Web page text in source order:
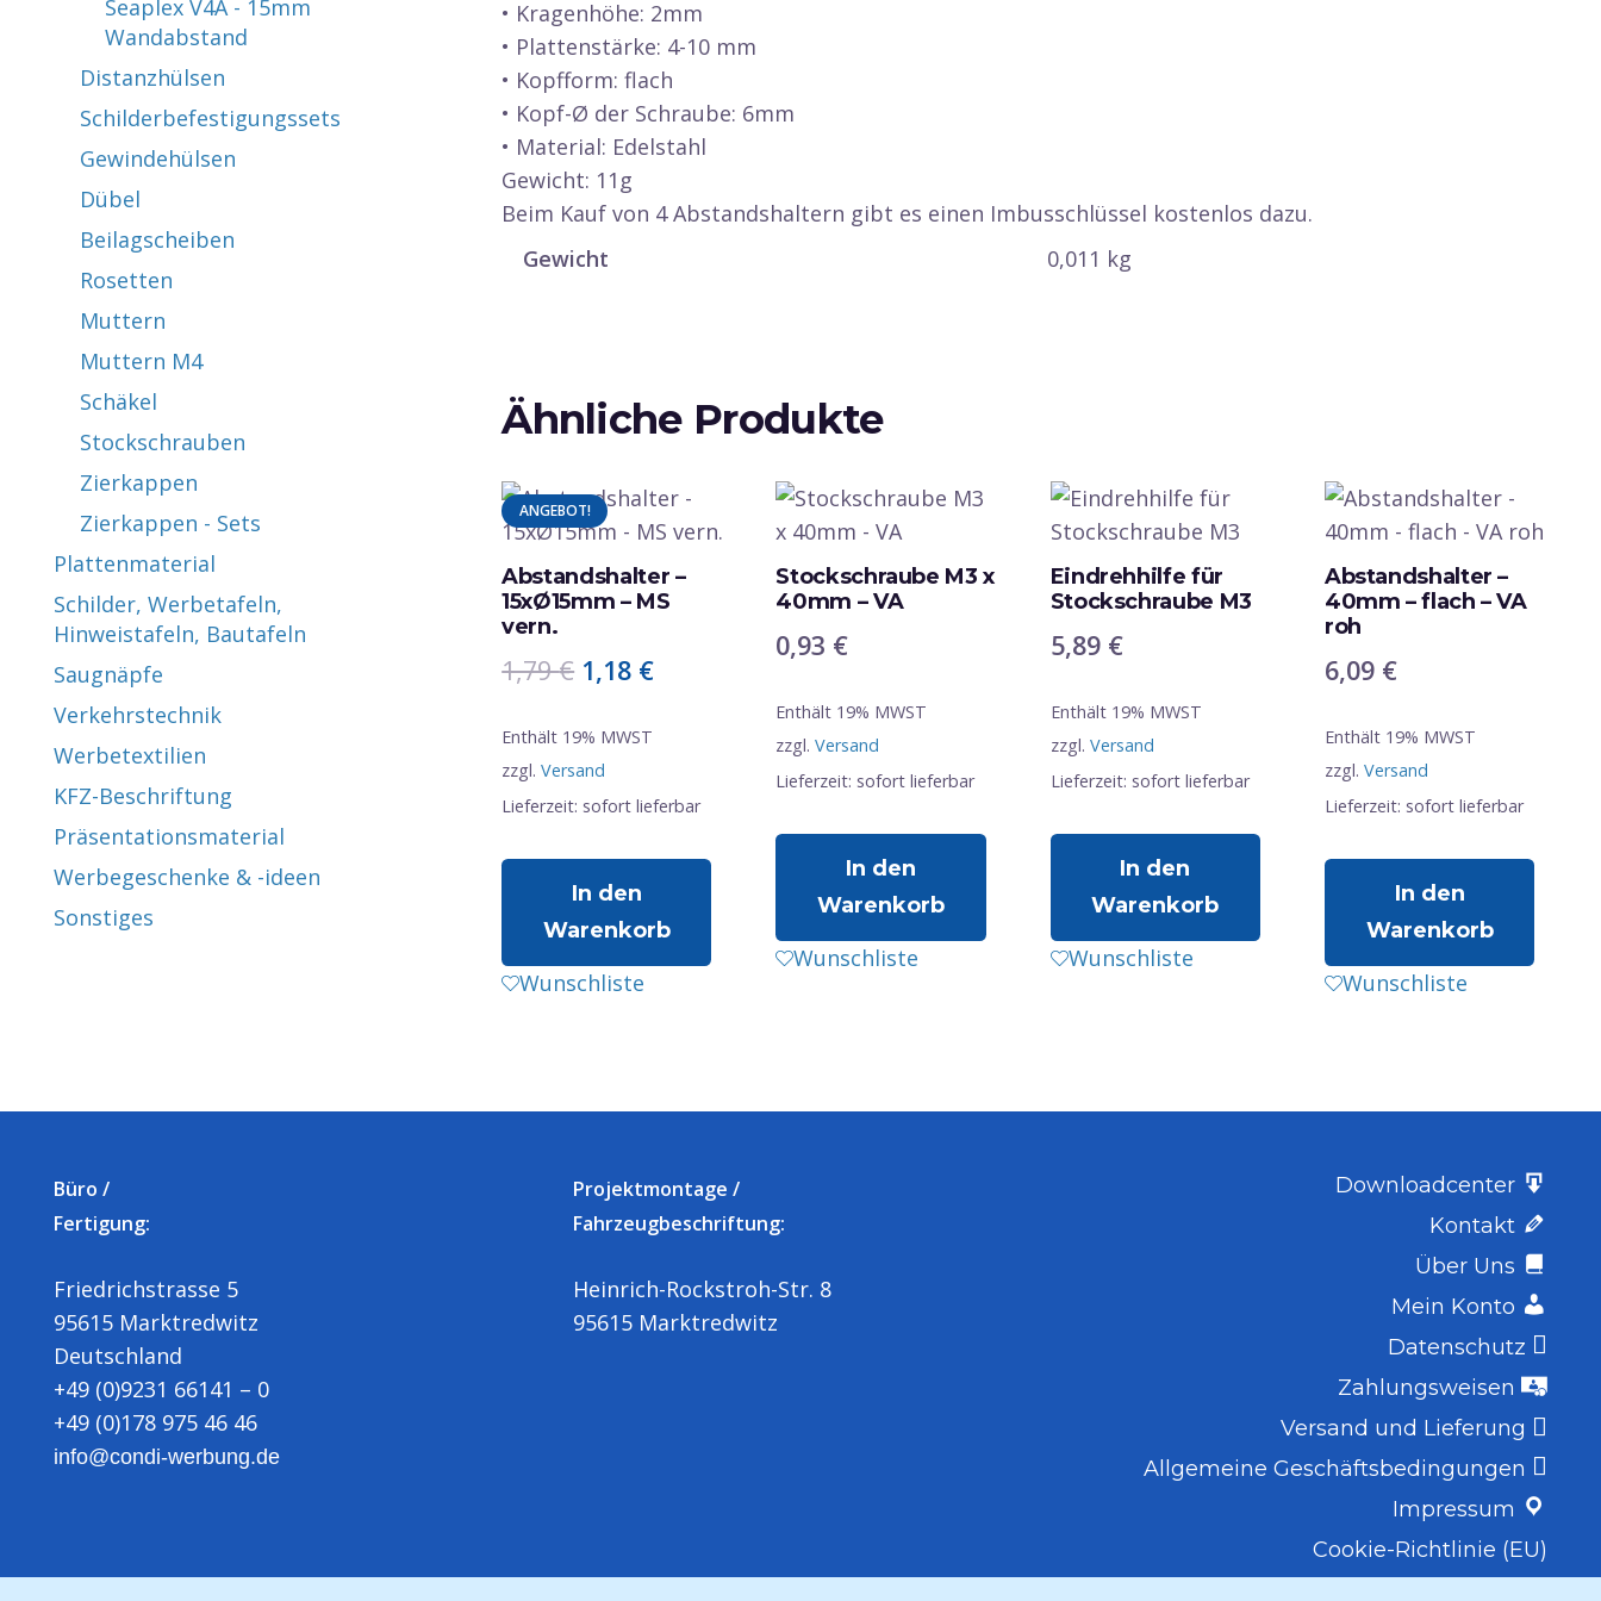
• Kragenhöhe: 2mm
• Plattenstärke: 4-10 mm
• Kopfform: flach
• Kopf-Ø der Schraube: 6mm
• Material: Edelstahl
Gewicht: 11g
Beim Kauf von 4 Abstandshaltern gibt es einen Imbusschlüssel kostenlos dazu.
Gewicht
0,011 kg
Ähnliche Produkte
ANGEBOT!
Abstandshalter –
15xØ15mm – MS
vern.
1,79€ Ursprünglicher
war:
1,79 €
1,18 €Aktueller
Enthält 19% MWST
zzgl.Versand
Lieferzeit: sofort lieferbar
In den
Warenkorb
Wunschliste
Stockschraube M3 x
40mm – VA
0,93 €
Enthält 19% MWST
zzgl.Versand
Lieferzeit: sofort lieferbar
In den
Warenkorb
Wunschliste
Eindrehhilfe für
Stockschraube M3
5,89 €
Enthält 19% MWST
zzgl. Versand
Lieferzeit: sofort lieferbar
In den
Warenkorb
Wunschliste
Abstandshalter –
40mm – flach – VA
roh
6,09 €
Enthält 19% MWST
zzgl. Versand
Lieferzeit: sofort lieferbar
In den
Warenkorb
Wunschliste
Seaplex V4A - 15mm
Wandabstand
Distanzhülsen
Schilderbefestigungssets
Gewindehülsen
Dübel
Beilagscheiben
Rosetten
Muttern
Muttern M4
Schäkel
Stockschrauben
Zierkappen
Zierkappen - Sets
Plattenmaterial
Schilder, Werbetafeln,
Hinweistafeln, Bautafeln
Saugnäpfe
Verkehrstechnik
Werbetextilien
KFZ-Beschriftung
Präsentationsmaterial
Werbegeschenke & -ideen
Sonstiges
Büro /
Fertigung:
Friedrichstrasse 5
95615 Marktredwitz
Deutschland
+49 (0)9231 66141 – 0
+49 (0)178 975 46 46
info@condi-werbung.de
Projektmontage /
Fahrzeugbeschriftung:
Heinrich-Rockstroh-Str. 8
95615 Marktredwitz
Downloadcenter
Kontakt
Über Uns
Mein Konto
Datenschutz
Zahlungsweisen
Versand und Lieferung
Allgemeine Geschäftsbedingungen
Impressum
Cookie-Richtlinie (EU)